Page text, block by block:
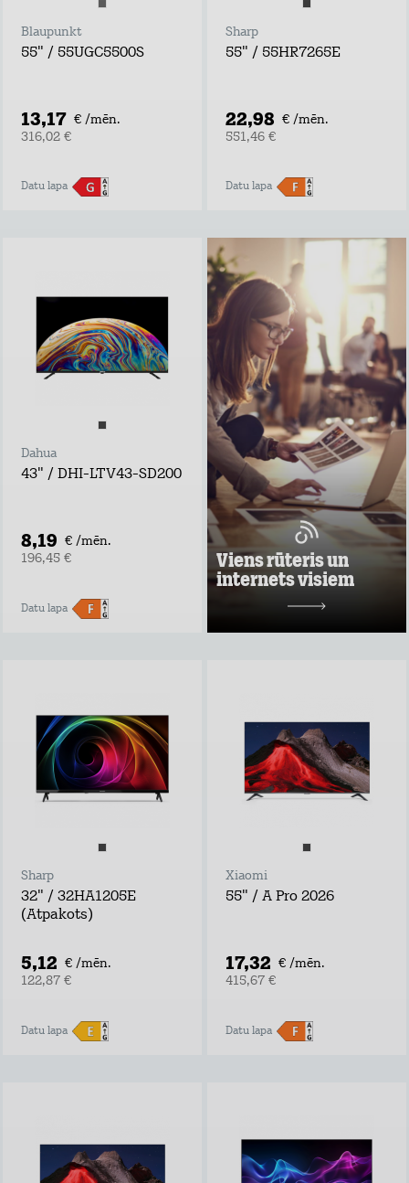
Blaupunkt
55" / 55UGC5500S
13,17 € /mēn.
316,02 €
Datu lapa
Sharp
55" / 55HR7265E
22,98 € /mēn.
551,46 €
Datu lapa
Dahua
43" / DHI-LTV43-SD200
8,19 € /mēn.
196,45 €
Datu lapa
Viens rūteris un
internets visiem
Viens rūteris un
internets visiem
Lieto rūteri visur,
kur rozete!
noformē
pieteikumu tepat
atvedīsim bez
maksas
ņem rūteri līdzi un
lieto internetu
visur
Pārbaudi, kas
vislabāk der tavā
adresē un noformē
darījumu!
Uzzināt vairāk
10,98 €/mēn.
Sharp
32" / 32HA1205E
(Atpakots)
5,12 € /mēn.
122,87 €
Datu lapa
Xiaomi
55" / A Pro 2026
17,32 € /mēn.
415,67 €
Datu lapa